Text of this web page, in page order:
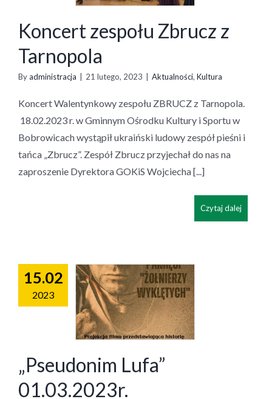
Koncert zespołu Zbrucz z
Tarnopola
Byadministracja 21 lutego, 2023 Aktualności, Kultura
Koncert Walentynkowy zespołu ZBRUCZ z Tarnopola.
18.02.2023 r. w Gminnym Ośrodku Kultury i Sportu w
Bobrowicach wystąpił ukraiński ludowy zespół pieśni i
tańca „Zbrucz”. Zespół Zbrucz przyjechał do nas na
zaproszenie Dyrektora GOKiS Wojciecha [...]
Czytaj dalej
15.02
2023
„Pseudonim Lufa”
01.03.2023r.